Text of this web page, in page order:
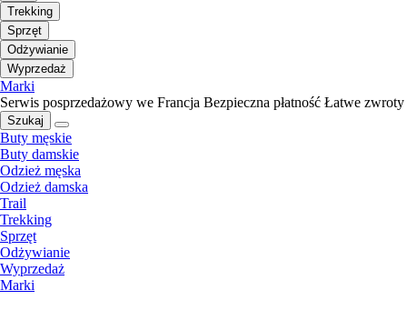
Trekking
Sprzęt
Odżywianie
Wyprzedaż
Marki
Serwis posprzedażowy we Francja Bezpieczna płatność Łatwe zwroty
Szukaj
Buty męskie
Buty damskie
Odzież męska
Odzież damska
Trail
Trekking
Sprzęt
Odżywianie
Wyprzedaż
Marki